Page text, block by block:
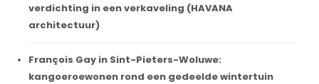
verdichting in een verkaveling (HAVANA
architectuur)
François Gay in Sint-Pieters-Woluwe:
kangoeroewonen rond een gedeelde wintertuin